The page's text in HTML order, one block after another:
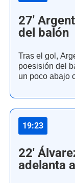
27'
del balón
Tras el gol,
poesisión del
un poco abajo
19:23
22'
adelanta